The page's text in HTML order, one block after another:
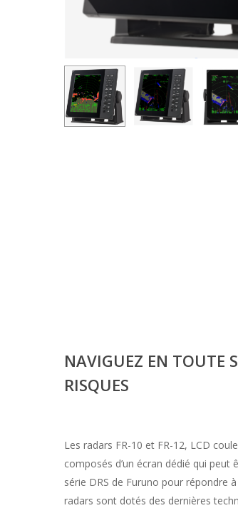
NAVIGUEZ EN TOUTE
RISQUES
Les radars FR-10 et FR-12, LCD
composés d’un écran dédié qui
série DRS de Furuno pour répondre
radars sont dotés des dernières